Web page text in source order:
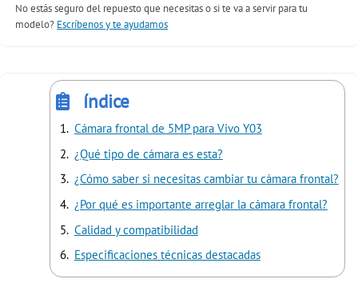
No estás seguro del repuesto que necesitas o si te va a servir para tu
modelo? Escríbenos y te ayudamos
índice
Cámara frontal de 5MP para Vivo Y03
¿Qué tipo de cámara es esta?
¿Cómo saber si necesitas cambiar tu cámara frontal?
¿Por qué es importante arreglar la cámara frontal?
Calidad y compatibilidad
Especificaciones técnicas destacadas